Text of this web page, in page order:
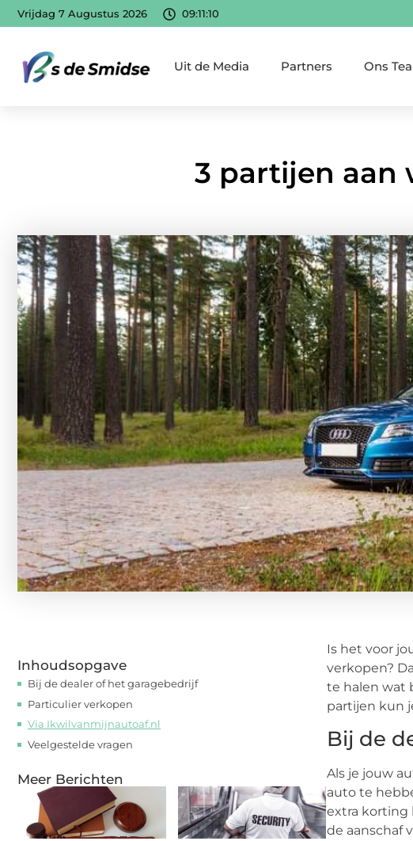
Vrijdag 7 Augustus 2026 09:11:11
Uit de Media Partners Ons
3 partijen aan
Inhoudsopgave
Bij de dealer of het garagebedrijf
Particulier verkopen
Via Ikwilvanmijnautoaf.nl
Veelgestelde vragen
Meer Berichten
Is het voor
verkopen?
te halen wat
partijen kun
Bij de
Als je jouw
auto te
extra korting
de aanschaf